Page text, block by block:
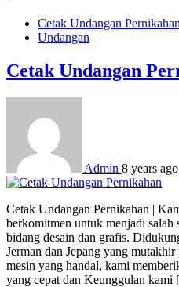
Cetak Undangan Pernikahan
Undangan
Cetak Undangan
Admin 8 years ago
Cetak Undangan Pernikahan |
berkomitmen untuk menjadi salah
bidang desain dan grafis.
Jerman dan Jepang yang
mesin yang handal, kami
yang cepat dan Keunggulan